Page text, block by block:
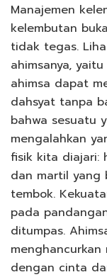
Manajemen
kelembutan
tidak tegas.
ahimsanya,
ahimsa dapat
dahsyat tanpa
bahwa sesuatu
mengalahkan
fisik kita diajari:
dan martil yang
tembok.
pada
ditumpas.
menghancurkan
dengan cinta